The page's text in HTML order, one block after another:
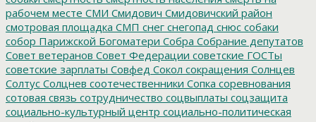
рабочем месте СМИ Смидович Смидовичский район
смотровая площадка СМП снег снегопад снюс собаки
собор Парижской Богоматери Собра Собрание депутатов
Совет ветеранов Совет Федерации советские ГОСТы
советские зарплаты Совфед Сокол сокращения Солнцев
Солтус Солцнев соотечественники Сопка соревнования
сотовая связь сотрудничество соцвыплаты соцзащита
социально-культурный центр социально-политическая